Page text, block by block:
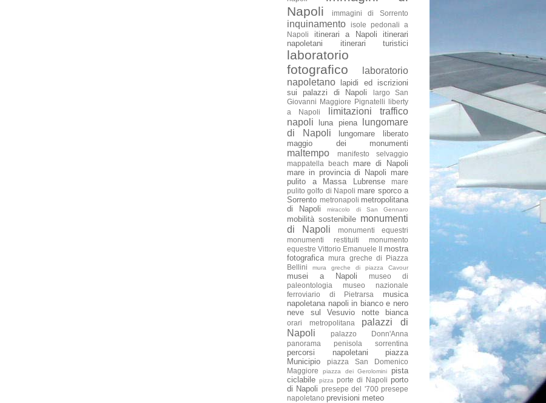
Napoli
immagini di Sorrento
inquinamento
isole pedonali a
Napoli
itinerari a Napoli
itinerari
napoletani
itinerari turistici
laboratorio
fotografico
laboratorio
napoletano
lapidi ed iscrizioni
sui palazzi di Napoli
largo San
Giovanni Maggiore Pignatelli liberty
a Napoli
limitazioni traffico
napoli
luna piena
lungomare
di Napoli
lungomare liberato
maggio dei monumenti
maltempo
manifesto selvaggio
mappatella beach
mare di Napoli
mare in provincia di Napoli mare
pulito a Massa Lubrense
mare
pulito golfo di Napoli mare sporco a
Sorrento metronapoli metropolitana
di Napoli
miracolo di San Gennaro
mobilità sostenibile monumenti
di Napoli
monumenti equestri
monumenti restituiti
monumento
equestre Vittorio Emanuele II mostra
fotografica mura greche di Piazza
Bellini
mura greche di piazza Cavour
musei a Napoli
museo di
paleontologia
museo nazionale
ferroviario di Pietrarsa
musica
napoletana napoli in bianco e nero
neve sul Vesuvio
notte bianca
orari metropolitana
palazzi di
Napoli
palazzo Donn'Anna
panorama penisola sorrentina
percorsi napoletani
piazza
Municipio
piazza San Domenico
Maggiore
piazza dei Gerolomini
pista
ciclabile pizza porte di Napoli porto
di Napoli presepe del '700 presepe
napoletano previsioni meteo